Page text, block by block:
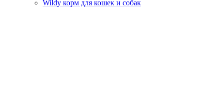
Wildy корм для кошек и собак